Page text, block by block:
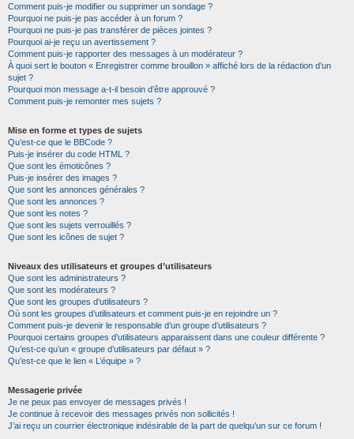
Comment puis-je modifier ou supprimer un sondage ?
Pourquoi ne puis-je pas accéder à un forum ?
Pourquoi ne puis-je pas transférer de pièces jointes ?
Pourquoi ai-je reçu un avertissement ?
Comment puis-je rapporter des messages à un modérateur ?
À quoi sert le bouton « Enregistrer comme brouillon » affiché lors de la rédaction d’un
sujet ?
Pourquoi mon message a-t-il besoin d’être approuvé ?
Comment puis-je remonter mes sujets ?
Mise en forme et types de sujets
Qu’est-ce que le BBCode ?
Puis-je insérer du code HTML ?
Que sont les émoticônes ?
Puis-je insérer des images ?
Que sont les annonces générales ?
Que sont les annonces ?
Que sont les notes ?
Que sont les sujets verrouillés ?
Que sont les icônes de sujet ?
Niveaux des utilisateurs et groupes d’utilisateurs
Que sont les administrateurs ?
Que sont les modérateurs ?
Que sont les groupes d’utilisateurs ?
Où sont les groupes d’utilisateurs et comment puis-je en rejoindre un ?
Comment puis-je devenir le responsable d’un groupe d’utilisateurs ?
Pourquoi certains groupes d’utilisateurs apparaissent dans une couleur différente ?
Qu’est-ce qu’un « groupe d’utilisateurs par défaut » ?
Qu’est-ce que le lien « L’équipe » ?
Messagerie privée
Je ne peux pas envoyer de messages privés !
Je continue à recevoir des messages privés non sollicités !
J’ai reçu un courrier électronique indésirable de la part de quelqu’un sur ce forum !